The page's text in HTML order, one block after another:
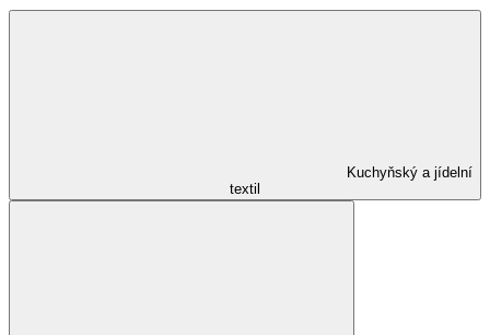
Kuchyňský a jídelní
textil